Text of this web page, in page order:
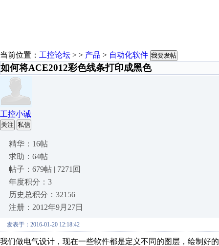
当前位置： 工控论坛 > > 产品 > 自动化软件 我要发帖
如何将ACE2012彩色线条打印成黑色
工控小诚
关注 私信
精华：16帖
求助：64帖
帖子：679帖 | 7271回
年度积分：3
历史总积分：32156
注册：2012年9月27日
发表于：2016-01-20 12:18:42
我们做电气设计，现在一些软件都是定义不同的图层，绘制好